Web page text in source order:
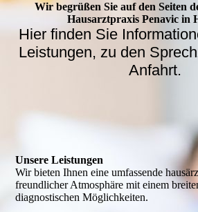
Wir begrüßen Sie auf den Seiten
Hausarztpraxis Penavic in
Hier finden Sie
Leistungen, zu den
Anfahrt.
Unsere Leistungen
Wir bieten Ihnen eine umfassende
freundlicher Atmosphäre mit einem
diagnostischen Möglichkeiten.